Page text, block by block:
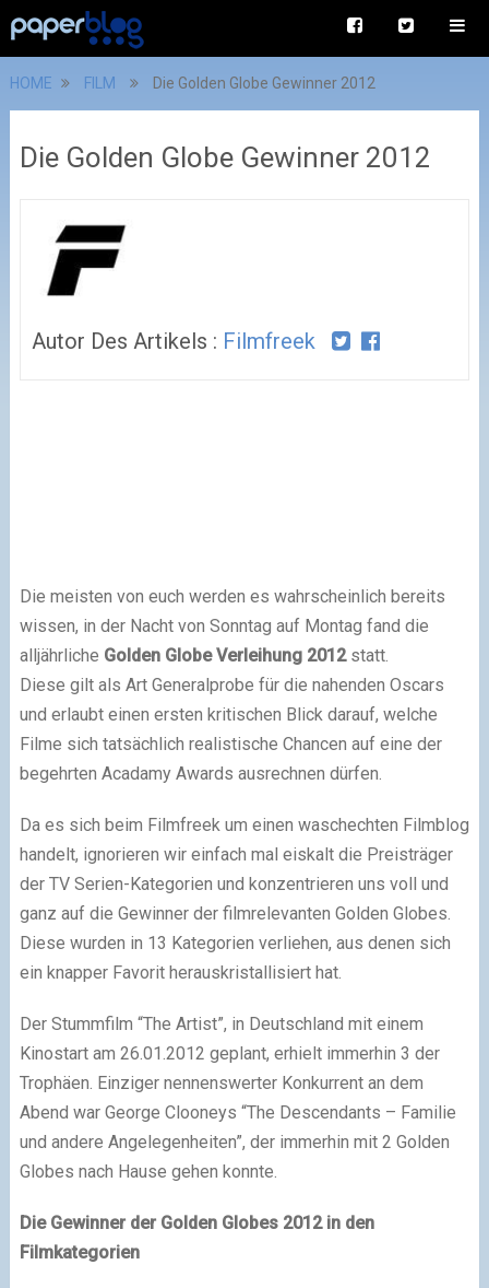
HOME FILM Die Golden Globe Gewinner 2012
Die Golden Globe Gewinner 2012
Autor Des Artikels : Filmfreek
Die meisten von euch werden es wahrscheinlich bereits
wissen, in der Nacht von Sonntag auf Montag fand die
alljährliche Golden Globe Verleihung 2012 statt.
Diese gilt als Art Generalprobe für die nahenden Oscars
und erlaubt einen ersten kritischen Blick darauf, welche
Filme sich tatsächlich realistische Chancen auf eine der
begehrten Acadamy Awards ausrechnen dürfen.
Da es sich beim Filmfreek um einen waschechten Filmblog
handelt, ignorieren wir einfach mal eiskalt die Preisträger
der TV Serien-Kategorien und konzentrieren uns voll und
ganz auf die Gewinner der filmrelevanten Golden Globes.
Diese wurden in 13 Kategorien verliehen, aus denen sich
ein knapper Favorit herauskristallisiert hat.
Der Stummfilm “The Artist”, in Deutschland mit einem
Kinostart am 26.01.2012 geplant, erhielt immerhin 3 der
Trophäen. Einziger nennenswerter Konkurrent an dem
Abend war George Clooneys “The Descendants – Familie
und andere Angelegenheiten”, der immerhin mit 2 Golden
Globes nach Hause gehen konnte.
Die Gewinner der Golden Globes 2012 in den
Filmkategorien